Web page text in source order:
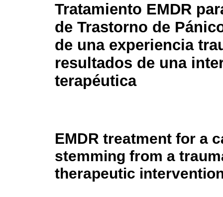
Tratamiento EMDR
de Trastorno de
de una experiencia
resultados de una
terapéutica
EMDR treatment for a
stemming from a
therapeutic